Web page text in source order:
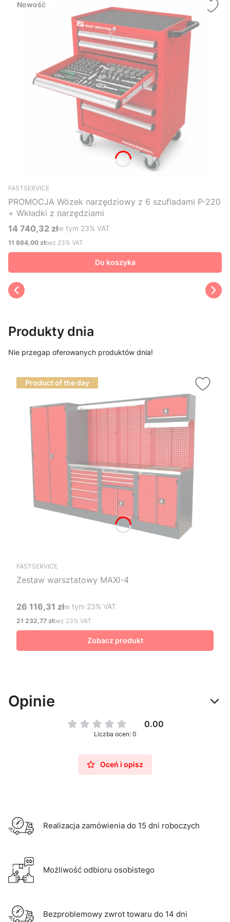
Nowość
FASTSERVICE
PROMOCJA Wózek narzędziowy z 6 szufladami P-220
+ Wkładki z narzędziami
Cena brutto
14 740,32 złw tym %s VAT
w tym 23% VAT
Cena netto
11 984,00 złbez 23% VAT
Do koszyka
Produkty dnia
Nie przegap oferowanych produktów dnia!
Product of the day
FASTSERVICE
Zestaw warsztatowy MAXI-4
Cena brutto
26 116,31 złw tym %s VAT
w tym 23% VAT
Cena netto
21 232,77 złbez 23% VAT
Zobacz produkt
Opinie
0.00
Liczba ocen: 0
Oceń i opisz
Realizacja zamówienia do 15 dni roboczych
Możliwość odbioru osobistego
Bezproblemowy zwrot towaru do 14 dni